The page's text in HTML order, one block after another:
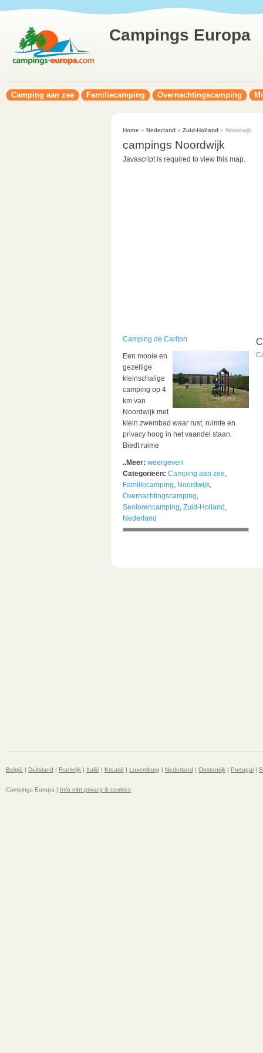
Campings Europa
Camping aan zee Familiecamping Overnachtingscamping
Home » Nederland» Zuid-Holland» Noordwijk
campings Noordwijk
Javascript is required to view this map.
Camping de Carlton
Een mooie en
gezellige
kleinschalige
camping op 4
km van
Noordwijk met
klein zwembad waar rust, ruimte en
privacy hoog in het vaandel staan.
Biedt ruime
..Meer: weergeven
Categorieën: Camping aan zee,
Familiecamping, Noordwijk,
Overnachtingscamping,
Seniorencamping, Zuid-Holland ,
Nederland
België | Duitsland | Frankrijk | Italië | Kroatië | Luxemburg | Nederland | Oostenrijk | Portugal |
Campings Europa | Info mbt privacy & cookies